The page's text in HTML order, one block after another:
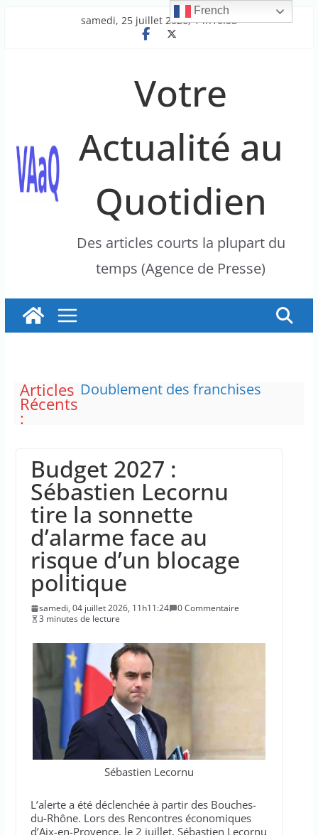
samedi, 25 juillet 2026, 14h10:58
Votre
Actualité au
Quotidien
Des articles courts la plupart du
temps (Agence de Presse)
Articles
Récents
:
Doublement des franchises
Le maire de New York, dit qu’il
n’a pas la capacité juridique
d’arrêter Benyamin Nétanyahou
L’épidémie d’Ebola a entraîné
plus de 1 000 décès en RDC et en
Ouganda
La justice dit non à la chasse
“illimitée” aux sangliers
Budget 2027 :
Sébastien Lecornu
tire la sonnette
d’alarme face au
risque d’un blocage
politique
samedi, 04 juillet 2026, 11h11:24
0 Commentaire
3 minutes de lecture
Sébastien Lecornu
L’alerte a été déclenchée à partir des Bouches-
du-Rhône. Lors des Rencontres économiques
d’Aix-en-Provence, le 2 juillet, Sébastien Lecornu
French